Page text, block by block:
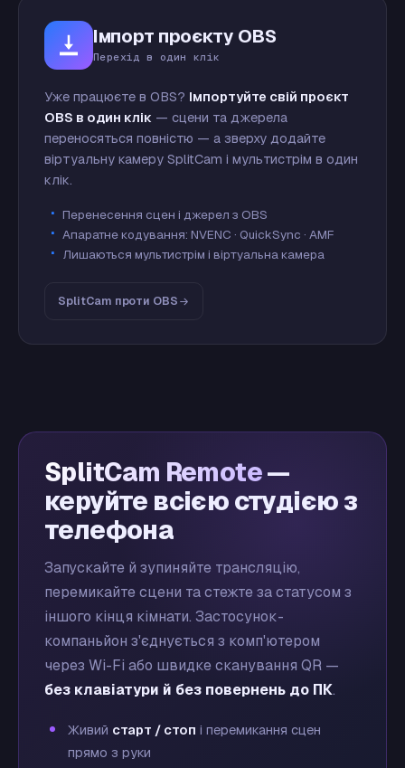
Імпорт проєкту OBS
Перехід в один клік
Уже працюєте в OBS? Імпортуйте свій проєкт
OBS в один клік — сцени та джерела
переносяться повністю — а зверху додайте
віртуальну камеру SplitCam і мультистрім в один
клік.
Перенесення сцен і джерел з OBS
Апаратне кодування: NVENC · QuickSync · AMF
Лишаються мультистрім і віртуальна камера
SplitCam проти OBS
SplitCam Remote—
керуйте всією студією з
телефона
Запускайте й зупиняйте трансляцію,
перемикайте сцени та стежте за статусом з
іншого кінця кімнати. Застосунок-
компаньйон з'єднується з комп'ютером
через Wi-Fi або швидке сканування QR —
без клавіатури й без повернень до ПК.
Живий старт / стоп і перемикання сцен
прямо з руки